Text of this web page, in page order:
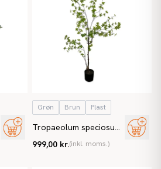
Grøn Brun Plast
Tropaeolum speciosum
kunstig plante
999,00 kr.(inkl. moms.)